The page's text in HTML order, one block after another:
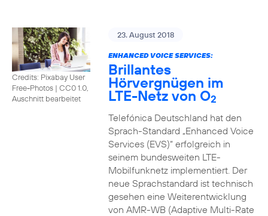
Credits: Pixabay User
Free-Photos | CC0 1.0,
Auschnitt bearbeitet
23. August 2018
ENHANCED VOICE SERVICES:
Brillantes
Hörvergnügen im
LTE-Netz von O2
Telefónica Deutschland hat den
Sprach-Standard „Enhanced Voice
Services (EVS)“ erfolgreich in
seinem bundesweiten LTE-
Mobilfunknetz implementiert. Der
neue Sprachstandard ist technisch
gesehen eine Weiterentwicklung
von AMR-WB (Adaptive Multi-Rate